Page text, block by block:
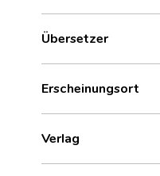
Übersetzer
Erscheinungsort
Verlag